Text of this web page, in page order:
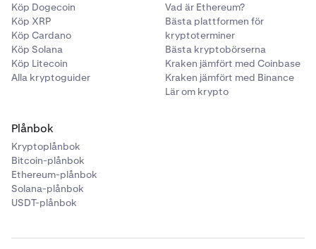
Köp Dogecoin
Köp XRP
Köp Cardano
Köp Solana
Köp Litecoin
Alla kryptoguider
Vad är Ethereum?
Bästa plattformen för
kryptoterminer
Bästa kryptobörserna
Kraken jämfört med Coinbase
Kraken jämfört med Binance
Lär om krypto
Plånbok
Kryptoplånbok
Bitcoin-plånbok
Ethereum-plånbok
Solana-plånbok
USDT-plånbok